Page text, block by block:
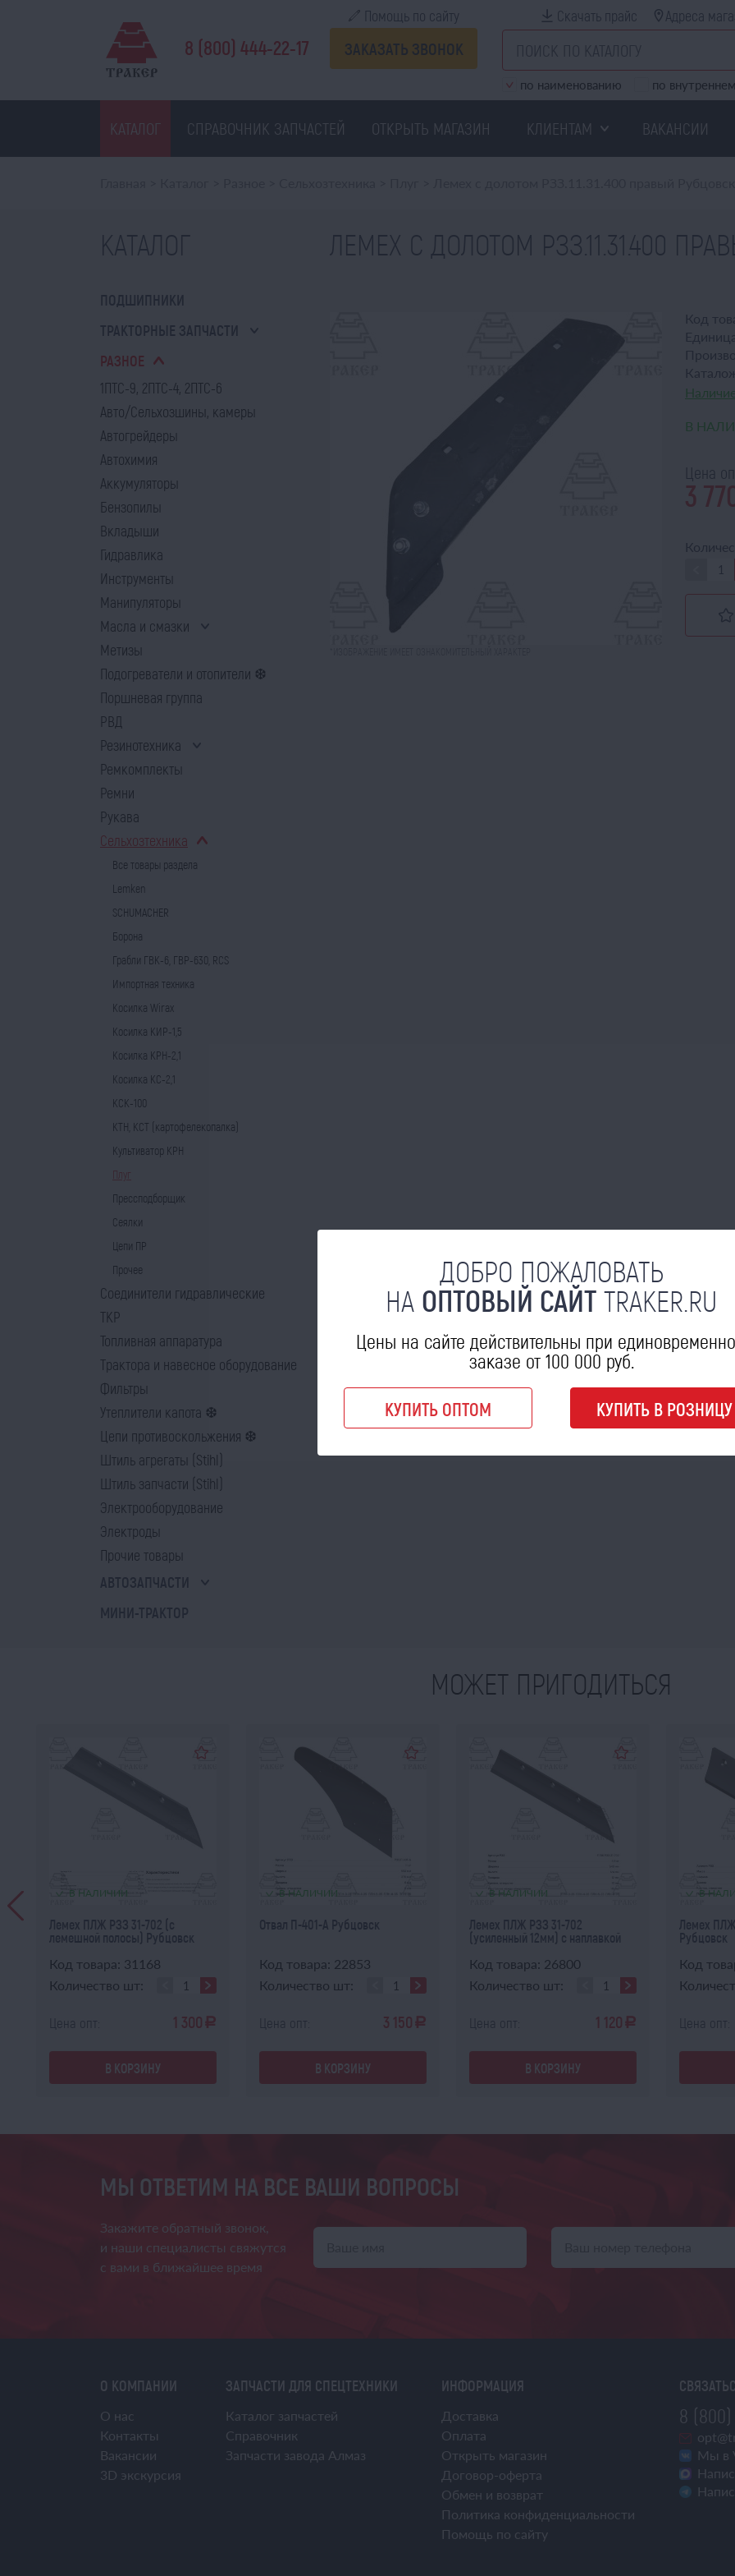
8 (800) 444-22-17
Помощь по сайту
ЗАКАЗАТЬ ЗВОНОК
Скачать прайс Адреса
по наименованию по
КАТАЛОГ СПРАВОЧНИК ЗАПЧАСТЕЙ ОТКРЫТЬ МАГАЗИН КЛИЕНТАМ ВАКАНСИИ
КАТАЛОГ
ПОДШИПНИКИ
ТРАКТОРНЫЕ ЗАПЧАСТИ
РАЗНОЕ
1ПТС-9, 2ПТС-4, 2ПТС-6
Авто/Сельхозшины, камеры
Автогрейдеры
Автохимия
Аккумуляторы
Бензопилы
Вкладыши
Гидравлика
Инструменты
Манипуляторы
Масла и смазки
Метизы
Подогреватели и отопители ❆
Поршневая группа
РВД
Резинотехника
Ремкомплекты
Ремни
Рукава
Сельхозтехника
Все товары раздела
Lemken
SCHUMACHER
Борона
Грабли ГВК-6, ГВР-630, RCS
Импортная техника
Косилка Wirax
Косилка КИР-1,5
Косилка КРН-2,1
Косилка КС-2,1
КСК-100
КТН, КСТ (картофелекопалка)
Культиватор КРН
Плуг
Прессподборщик
Сеялки
Цепи ПР
Прочее
Соединители гидравлические
ТКР
Топливная аппаратура
Трактора и навесное оборудование
Фильтры
Утеплители капота ❆
Цепи противоскольжения ❆
Штиль агрегаты (Stihl)
Штиль запчасти (Stihl)
Электрооборудование
Электроды
Прочие товары
АВТОЗАПЧАСТИ
МИНИ-ТРАКТОР
ЛЕМЕХ С ДОЛОТОМ РЗЗ.11.31.400
Код
В
Цена
3
МОЖЕТ ПРИГОДИТЬСЯ
В НАЛИЧИИ
Лемех ПЛЖ РЗЗ 31-702 (с
лемешной полосы) Рубцовск
Код товара: 31168
Количество шт:
Цена опт: 1 300 a
В КОРЗИНУ
В НАЛИЧИИ
Отвал П-401-А Рубцовск
Код товара: 22853
Количество шт:
Цена опт: 3 150 a
В КОРЗИНУ
В НАЛИЧИИ
Лемех ПЛЖ РЗЗ 31-702
(усиленный 12мм) с наплавкой
Код товара: 26800
Количество шт:
Цена опт: 1 120 a
В КОРЗИНУ
В
Лемех
Рубцовск
Код
Цена опт:
МЫ ОТВЕТИМ НА ВСЕ ВАШИ ВОПРОСЫ
Закажите обратный звонок,
и наши специалисты свяжутся
с вами в ближайшее время
О КОМПАНИИ
О нас
Контакты
Вакансии
3D экскурсия
ЗАПЧАСТИ ДЛЯ СПЕЦТЕХНИКИ
Каталог запчастей
Справочник
Запчасти завода Алмаз
ИНФОРМАЦИЯ
Доставка
Оплата
Открыть магазин
Договор-оферта
Обмен и возврат
Политика конфиденциальности
Помощь по сайту
8 (800)
Мы в
ДОБРО ПОЖАЛОВАТЬ
НА ОПТОВЫЙ САЙТ TRAKER.RU
Цены на сайте действительны при
заказе от 100 000 руб.
КУПИТЬ ОПТОМ КУПИТЬ В РОЗНИЦУ